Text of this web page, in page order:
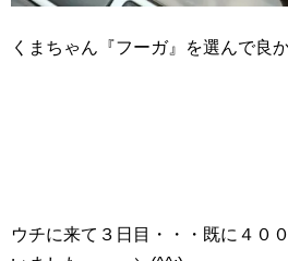
くまちゃん『フーガ』を選んで良
ウチに来て３日目・・・既に４０